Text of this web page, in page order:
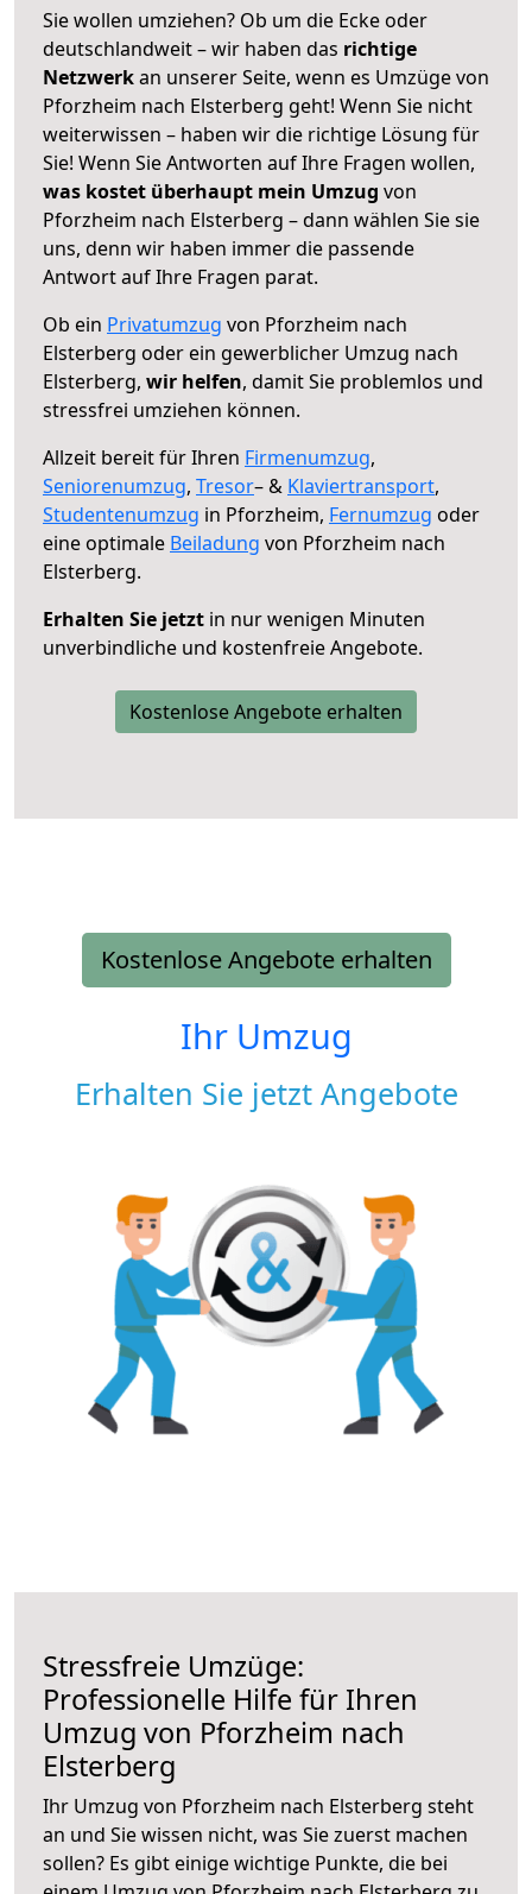
Sie wollen umziehen? Ob um die Ecke oder
deutschlandweit – wir haben das richtige
Netzwerkan unserer Seite, wenn es Umzüge von
Pforzheim nach Elsterberg geht! Wenn Sie nicht
weiterwissen – haben wir die richtige Lösung für
Sie! Wenn Sie Antworten auf Ihre Fragen wollen,
was kostet überhaupt mein Umzug von
Pforzheim nach Elsterberg – dann wählen Sie sie
uns, denn wir haben immer die passende
Antwort auf Ihre Fragen parat.
Ob ein Privatumzug von Pforzheim nach
Elsterberg oder ein gewerblicher Umzug nach
Elsterberg, wir helfen, damit Sie problemlos und
stressfrei umziehen können.
Allzeit bereit für Ihren Firmenumzug,
Seniorenumzug, Tresor– & Klaviertransport,
Studentenumzug in Pforzheim, Fernumzug oder
eine optimale Beiladung von Pforzheim nach
Elsterberg.
Erhalten Sie jetzt in nur wenigen Minuten
unverbindliche und kostenfreie Angebote.
Kostenlose Angebote erhalten
Kostenlose Angebote erhalten
Ihr Umzug
Erhalten Sie jetzt Angebote
Stressfreie Umzüge:
Professionelle Hilfe für Ihren
Umzug von Pforzheim nach
Elsterberg
Ihr Umzug von Pforzheim nach Elsterberg steht
an und Sie wissen nicht, was Sie zuerst machen
sollen? Es gibt einige wichtige Punkte, die bei